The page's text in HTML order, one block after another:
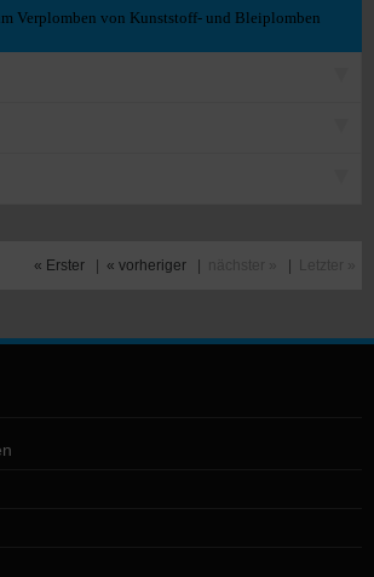
Verplomben von Kunststoff- und Bleiplomben
« Erster « vorheriger